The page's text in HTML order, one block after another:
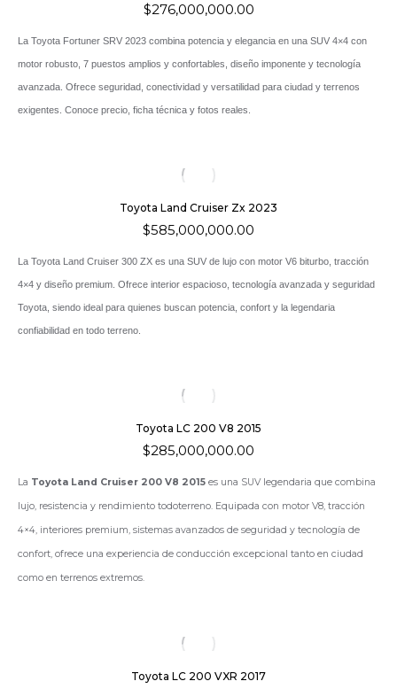
$276,000,000.00
La Toyota Fortuner SRV 2023 combina potencia y elegancia en una SUV 4×4 con
motor robusto, 7 puestos amplios y confortables, diseño imponente y tecnología
avanzada. Ofrece seguridad, conectividad y versatilidad para ciudad y terrenos
exigentes. Conoce precio, ficha técnica y fotos reales.
Toyota Land Cruiser Zx 2023
$585,000,000.00
La Toyota Land Cruiser 300 ZX es una SUV de lujo con motor V6 biturbo, tracción
4×4 y diseño premium. Ofrece interior espacioso, tecnología avanzada y seguridad
Toyota, siendo ideal para quienes buscan potencia, confort y la legendaria
confiabilidad en todo terreno.
Toyota LC 200 V8 2015
$285,000,000.00
La Toyota Land Cruiser 200 V8 2015 es una SUV legendaria que combina
lujo, resistencia y rendimiento todoterreno. Equipada con motor V8, tracción
4×4, interiores premium, sistemas avanzados de seguridad y tecnología de
confort, ofrece una experiencia de conducción excepcional tanto en ciudad
como en terrenos extremos.
Toyota LC 200 VXR 2017